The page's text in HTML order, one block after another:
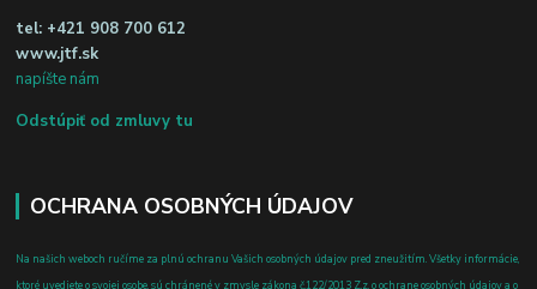
tel: +421 908 700 612
www.jtf.sk
napíšte nám
Odstúpiť od zmluvy tu
OCHRANA OSOBNÝCH ÚDAJOV
Na našich weboch ručíme za plnú ochranu Vašich osobných údajov pred zneužitím. Všetky informácie,
ktoré uvediete o svojej osobe, sú chránené v zmysle zákona č.122/2013 Z.z. o ochrane osobných údajov a o